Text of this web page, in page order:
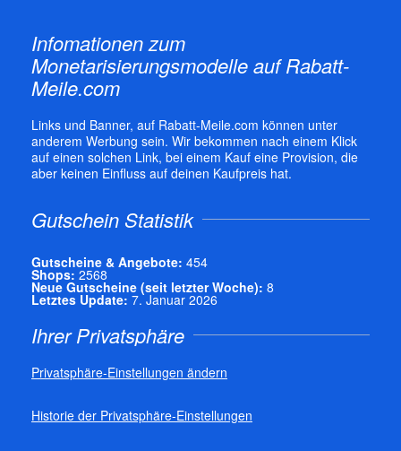
Infomationen zum
Monetarisierungsmodelle auf Rabatt-
Meile.com
Links und Banner, auf Rabatt-Meile.com können unter
anderem Werbung sein. Wir bekommen nach einem Klick
auf einen solchen Link, bei einem Kauf eine Provision, die
aber keinen Einfluss auf deinen Kaufpreis hat.
Gutschein Statistik
Gutscheine & Angebote: 454
Shops: 2568
Neue Gutscheine (seit letzter Woche): 8
Letztes Update: 7. Januar 2026
Ihrer Privatsphäre
Privatsphäre-Einstellungen ändern
Historie der Privatsphäre-Einstellungen